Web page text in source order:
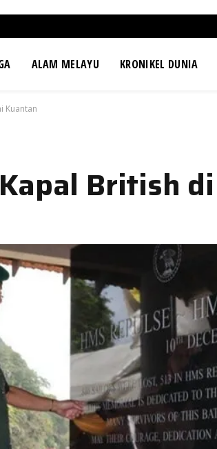
ALAM MELAYU KRONIKEL DUNIA
Kuantan
British